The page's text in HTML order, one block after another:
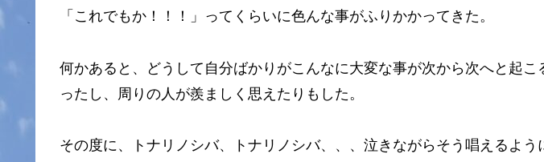
「これでもか！！！」ってくらいに色んな事がふりかかってきた。
何かあると、どうして自分ばかりがこんなに大変な事が次から次へと起こ
ったし、周りの人が羨ましく思えたりもした。
その度に、トナリノシバ、トナリノシバ、、、泣きながらそう唱えるよう